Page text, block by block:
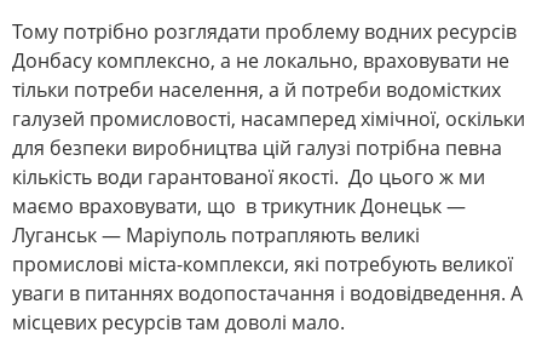
Тому потрібно розглядати проблему водних ресурсів
Донбасу комплексно, а не локально, враховувати не
тільки потреби населення, а й потреби водомістких
галузей промисловості, насамперед хімічної, оскільки
для безпеки виробництва цій галузі потрібна певна
кількість води гарантованої якості. До цього ж ми
маємо враховувати, що в трикутник Донецьк ―
Луганськ ― Маріуполь потрапляють великі
промислові міста-комплекси, які потребують великої
уваги в питаннях водопостачання і водовідведення. А
місцевих ресурсів там доволі мало.